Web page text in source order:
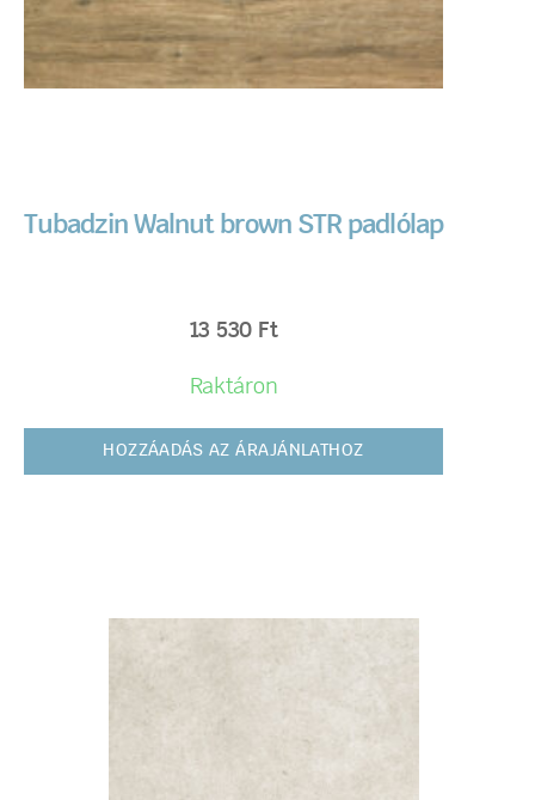
Tubadzin Walnut brown STR padlólap
13 530 Ft
Raktáron
HOZZÁADÁS AZ ÁRAJÁNLATHOZ